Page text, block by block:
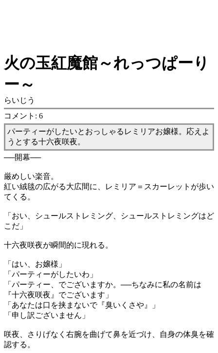
火の玉紅魔館～れっつぱーり
ー～
らいじう
コメント: 6
パーティーがしたいとおっしゃるレミリアお嬢様。応えよ
うとする十六夜咲夜。
──開幕──
厳めしい楽音。
紅い絨毯の広がる大広間に、レミリア＝スカーレットが歩い
てくる。
「おい、シュールストレミング、シュールストレミングはど
こだ」
十六夜咲夜が瞬間的に現れる。
「はい、お嬢様」
「パーティーがしたいわ」
「パーティー、でございますか。──ちなみに私の名前は
『十六夜咲夜』でございます」
「あなたは口を挟まないで『臭いくさや』」
「申し訳ございません」
咲夜、さりげなく右腕を曲げて鼻を近づけ、自身の体臭を確
認する。